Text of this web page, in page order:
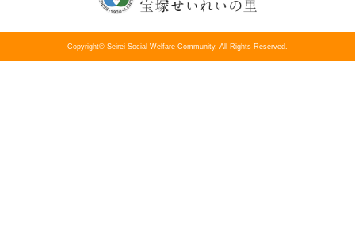
Copyright© Seirei Social Welfare Community. All Rights Reserved.